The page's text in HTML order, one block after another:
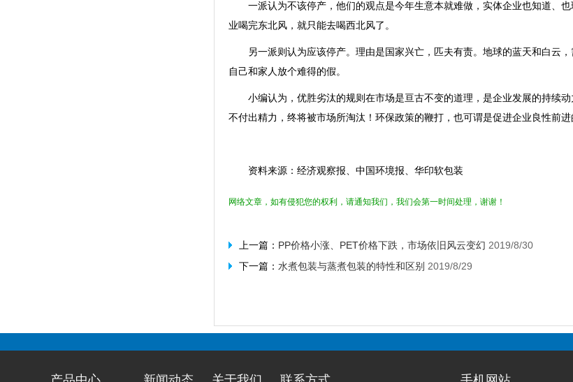
一派认为不该停产，他们的观点是今年生意本就难做，实体企业也知道、
业喝完东北风，就只能去喝西北风了。
另一派则认为应该停产。理由是国家兴亡，匹夫有责。地球的蓝天和白云
自己和家人放个难得的假。
小编认为，优胜劣汰的规则在市场是亘古不变的道理，是企业发展的持续
不付出精力，终将被市场所淘汰！环保政策的鞭打，也可谓是促进企业良性前进
资料来源：经济观察报、中国环境报、华印软包装
网络文章，如有侵犯您的权利，请通知我们，我们会第一时间处理，谢谢！
上一篇： PP价格小涨、PET价格下跌，市场依旧风云变幻 2019/8/30
下一篇： 水煮包装与蒸煮包装的特性和区别 2019/8/29